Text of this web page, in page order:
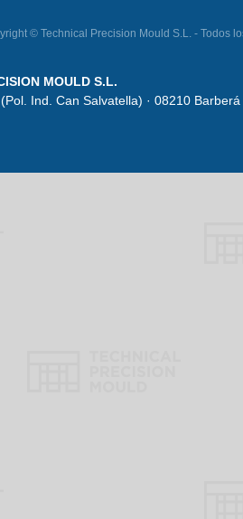
© Technical Precision Mould S.L. -
MOULD S.L.
Ind. Can Salvatella) · 08210